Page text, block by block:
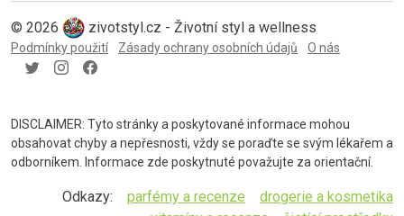
© 2026 zivotstyl.cz - Životní styl a wellness
Podmínky použití Zásady ochrany osobních údajů O nás
DISCLAIMER: Tyto stránky a poskytované informace mohou
obsahovat chyby a nepřesnosti, vždy se poraďte se svým lékařem a
odborníkem. Informace zde poskytnuté považujte za orientační.
Odkazy: parfémy a recenze
drogerie a kosmetika